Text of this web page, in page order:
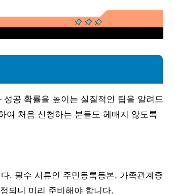
공 확률을 높이는 실질적인 팁을 알려드
여 처음 신청하는 분들도 헤매지 않도록
. 필수 서류인 주민등록등본, 가족관계증
되니 미리 준비해야 합니다.